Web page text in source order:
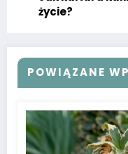
Poprzedni wpis
historie z polski
Następny wpis
Jak kultura